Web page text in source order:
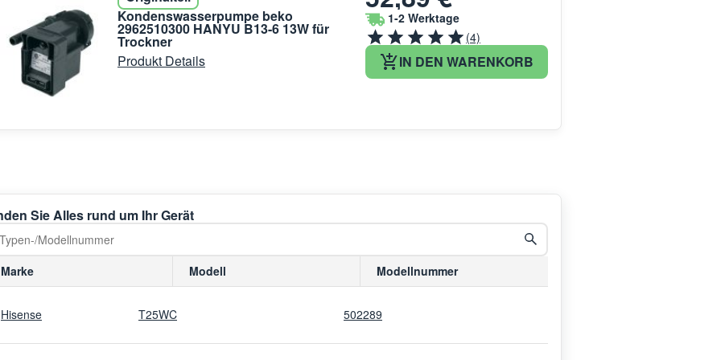
Kondenswasserpumpe beko
2962510300 HANYU B13-6 13W für
Trockner
Produkt Details
1-2 Werktage
(4)
IN DEN WARENKORB
Sie Alles rund um Ihr Gerät
Marke Modell Modellnummer
Hisense T25WC 502289